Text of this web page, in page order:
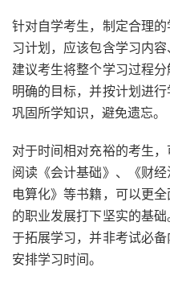
针对自学考生，制定合理
习计划，应该包含学习内容
建议考生将整个学习过程
明确的目标，并按计划进行
巩固所学知识，避免遗忘。
对于时间相对充裕的考生，
阅读《会计基础》、《财
电算化》等书籍，可以更
的职业发展打下坚实的基
于拓展学习，并非考试必
安排学习时间。